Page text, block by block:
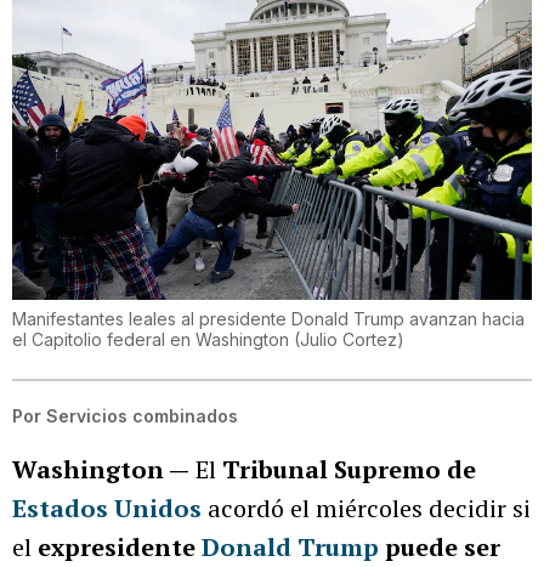
Manifestantes leales al presidente Donald Trump avanzan hacia
el Capitolio federal en Washington (Julio Cortez)
Por Servicios combinados
Washington — El Tribunal Supremo de
Estados Unidos acordó el miércoles decidir si
el expresidenteDonald Trump puede ser